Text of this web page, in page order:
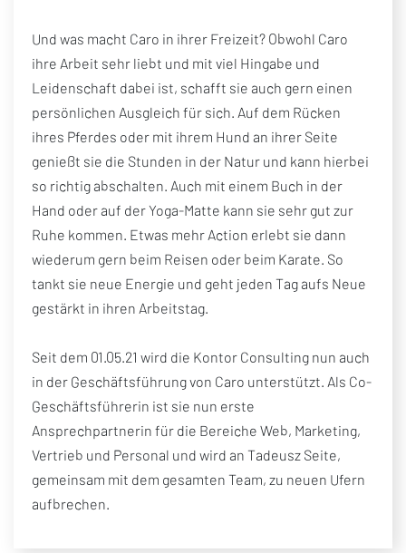
Und was macht Caro in ihrer Freizeit? Obwohl Caro
ihre Arbeit sehr liebt und mit viel Hingabe und
Leidenschaft dabei ist, schafft sie auch gern einen
persönlichen Ausgleich für sich. Auf dem Rücken
ihres Pferdes oder mit ihrem Hund an ihrer Seite
genießt sie die Stunden in der Natur und kann hierbei
so richtig abschalten. Auch mit einem Buch in der
Hand oder auf der Yoga-Matte kann sie sehr gut zur
Ruhe kommen. Etwas mehr Action erlebt sie dann
wiederum gern beim Reisen oder beim Karate. So
tankt sie neue Energie und geht jeden Tag aufs Neue
gestärkt in ihren Arbeitstag.
Seit dem 01.05.21 wird die Kontor Consulting nun auch
in der Geschäftsführung von Caro unterstützt. Als Co-
Geschäftsführerin ist sie nun erste
Ansprechpartnerin für die Bereiche Web, Marketing,
Vertrieb und Personal und wird an Tadeusz Seite,
gemeinsam mit dem gesamten Team, zu neuen Ufern
aufbrechen.